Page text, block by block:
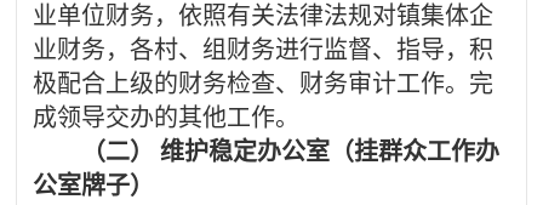
业单位财务，依照有关法律法规对镇集体企
业财务，各村、组财务进行监督、指导，积
极配合上级的财务检查、财务审计工作。完
成领导交办的其他工作。
（二）
维护稳定办公室（挂群众工作办
公室牌子）